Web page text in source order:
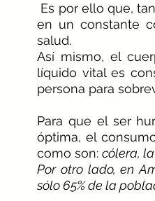
en un constante
salud.
Así mismo, el
líquido vital es
persona para
Para que el ser
óptima, el
como son: cólera,
Por otro lado, en
sólo 65% de la